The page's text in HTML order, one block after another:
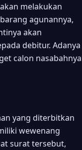
melakukan
agunannya,
akan
debitur. Adanya
calon nasabahnya
yang diterbitkan
wewenang
surat tersebut,